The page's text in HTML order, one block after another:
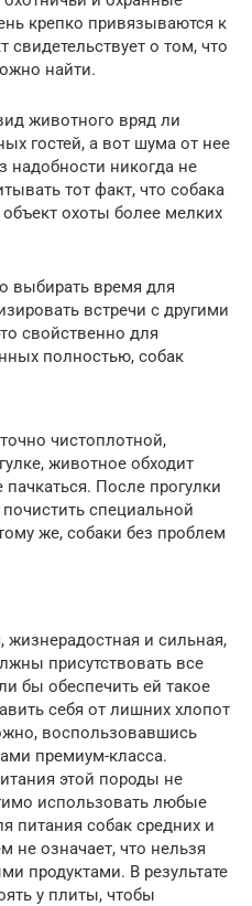
крепко привязываются к
свидетельствует о том, что
найти.
животного вряд ли
гостей, а вот шума от нее
надобности никогда не
тот факт, что собака
охоты более мелких
выбирать время для
встречи с другими
свойственно для
полностью, собак
чистоплотной,
животное обходит
После прогулки
специальной
же, собаки без проблем
жизнерадостная и сильная,
присутствовать все
бы обеспечить ей такое
себя от лишних хлопот
воспользовавшись
премиум-класса.
этой породы не
использовать любые
питания собак средних и
не означает, что нельзя
продуктами. В результате
у плиты, чтобы